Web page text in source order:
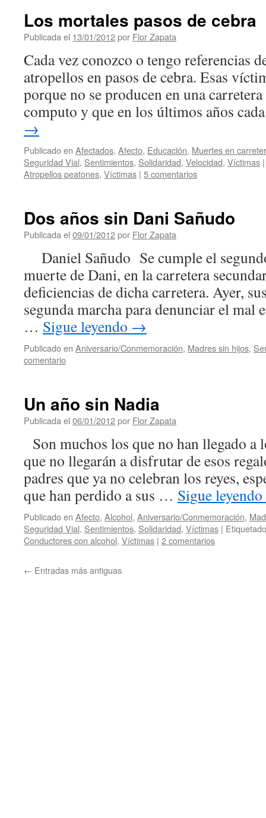
Los mortales pasos de cebra
Publicada el 13/01/2012por Flor Zapata
Cada vez conozco o tengo referencias
atropellos en pasos de cebra. Esas
porque no se producen en una
computo y que en los últimos años
→
Publicado en Afectados, Afecto, Educación, Muertes en
Seguridad Vial, Sentimientos, Solidaridad, Velocidad, Víctimas |
Atropellos peatones, Víctimas | 5 comentarios
Dos años sin Dani Sañudo
Publicada el 09/01/2012por Flor Zapata
Daniel Sañudo Se cumple el
muerte de Dani, en la carretera
deficiencias de dicha carretera. Ayer,
segunda marcha para denunciar el mal
… Sigue leyendo →
Publicado en Aniversario/Conmemoración, Madres sin hijos,
comentario
Un año sin Nadia
Publicada el 06/01/2012por Flor Zapata
Son muchos los que no han llegado a
que no llegarán a disfrutar de esos
padres que ya no celebran los reyes,
que han perdido a sus … Sigue leyendo
Publicado en Afecto, Alcohol, Aniversario/Conmemoración,
Seguridad Vial, Sentimientos, Solidaridad, Víctimas | Etiquetado
Conductores con alcohol, Víctimas | 2 comentarios
← Entradas más antiguas